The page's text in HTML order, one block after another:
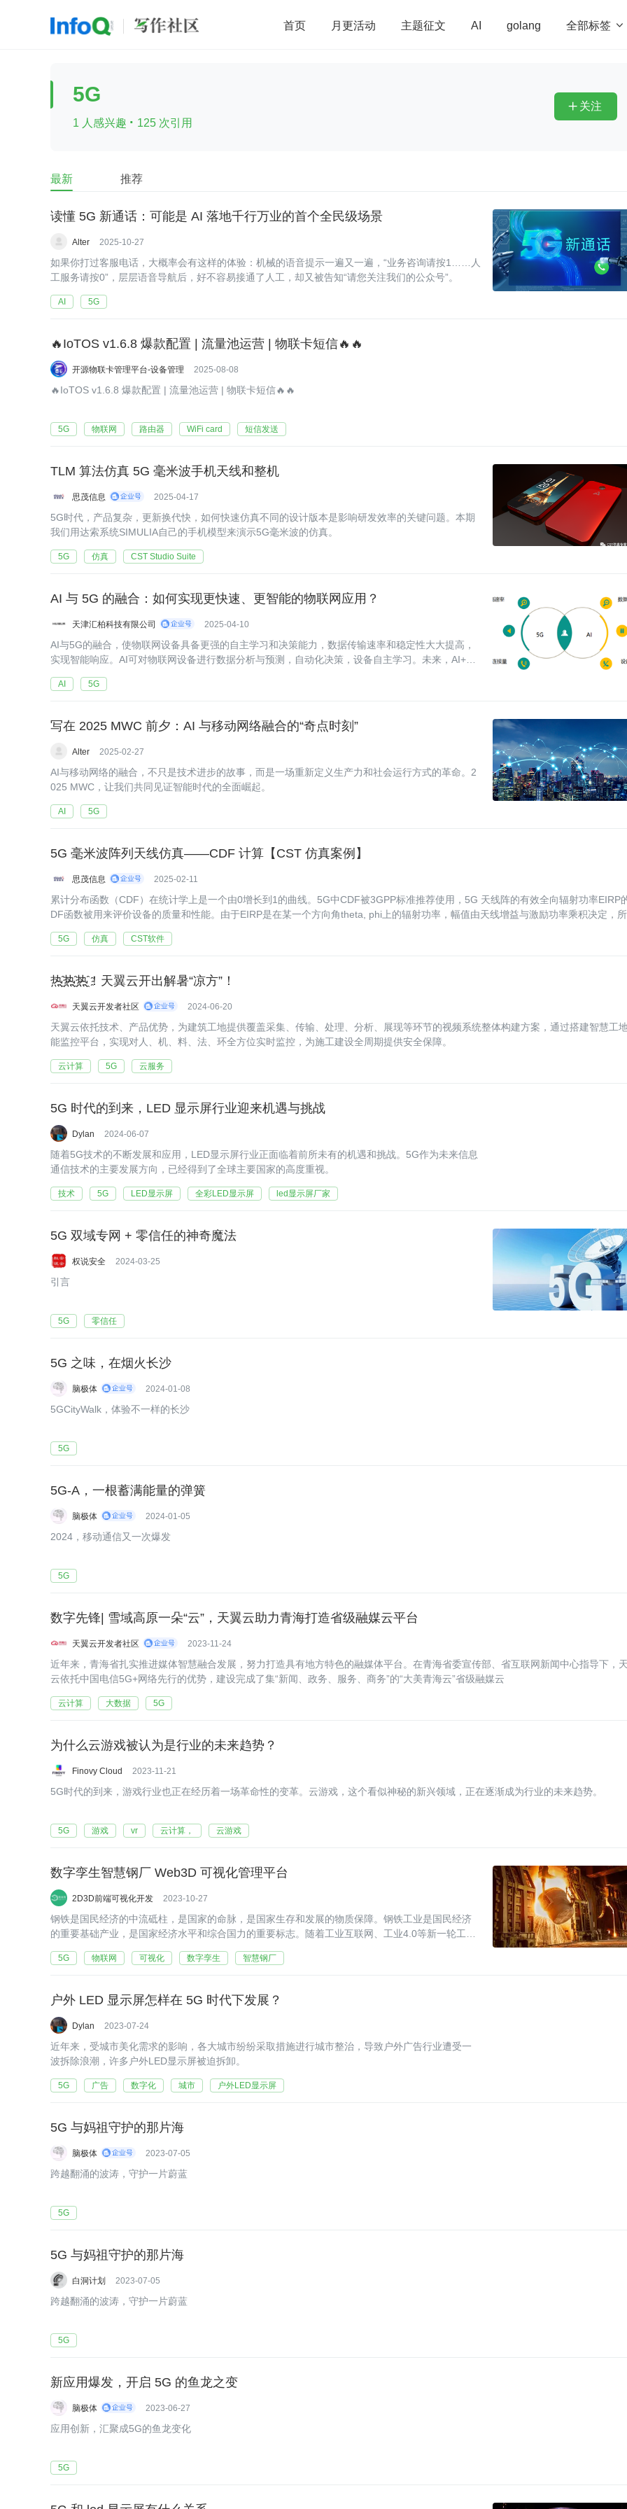
首页 月更活动 主题征文 AI golang 全部标签 
前端 redis
查看更多
5G
1 人感兴趣 · 125 次引用
 关注
最新 推荐
读懂 5G 新通话：可能是 AI 落地千行万业的首个全民级场景
Alter 2025-10-27
如果你打过客服电话，大概率会有这样的体验：机械的语音提示一遍又一遍，“业务咨询请按1……人
工服务请按0”，层层语音导航后，好不容易接通了人工，却又被告知“请您关注我们的公众号”。
AI 5G
🔥IoTOS v1.6.8 爆款配置 | 流量池运营 | 物联卡短信🔥🔥
开源物联卡管理平台-设备管理 2025-08-08
🔥IoTOS v1.6.8 爆款配置 | 流量池运营 | 物联卡短信🔥🔥
5G 物联网 路由器 WiFi card 短信发送
TLM 算法仿真 5G 毫米波手机天线和整机
思茂信息 2025-04-17
5G时代，产品复杂，更新换代快，如何快速仿真不同的设计版本是影响研发效率的关键问题。本期
我们用达索系统SIMULIA自己的手机模型来演示5G毫米波的仿真。
5G 仿真 CST Studio Suite
AI 与 5G 的融合：如何实现更快速、更智能的物联网应用？
天津汇柏科技有限公司 2025-04-10
AI与5G的融合，使物联网设备具备更强的自主学习和决策能力，数据传输速率和稳定性大大提高，
实现智能响应。AI可对物联网设备进行数据分析与预测，自动化决策，设备自主学习。未来，AI+5G
AI 5G
写在 2025 MWC 前夕：AI 与移动网络融合的“奇点时刻”
Alter 2025-02-27
AI与移动网络的融合，不只是技术进步的故事，而是一场重新定义生产力和社会运行方式的革命。2
025 MWC，让我们共同见证智能时代的全面崛起。
AI 5G
5G 毫米波阵列天线仿真——CDF 计算【CST 仿真案例】
思茂信息 2025-02-11
累计分布函数（CDF）在统计学上是一个由0增长到1的曲线。5G中CDF被3GPP标准推荐使用，5G 天线阵的有效全向辐射功率EIRP
DF函数被用来评价设备的质量和性能。由于EIRP是在某一个方向角theta, phi上的辐射功率，幅值由天线增益与激励功率乘积决定，
5G 仿真 CST软件
热҈热҈热҈！天翼云开出解暑“凉方”！
天翼云开发者社区 2024-06-20
天翼云依托技术、产品优势，为建筑工地提供覆盖采集、传输、处理、分析、展现等环节的视频系统整体构建方案，通过搭建智慧工
能监控平台，实现对人、机、料、法、环全方位实时监控，为施工建设全周期提供安全保障。
云计算 5G 云服务
5G 时代的到来，LED 显示屏行业迎来机遇与挑战
Dylan 2024-06-07
随着5G技术的不断发展和应用，LED显示屏行业正面临着前所未有的机遇和挑战。5G作为未来信息
通信技术的主要发展方向，已经得到了全球主要国家的高度重视。
技术 5G LED显示屏 全彩LED显示屏 led显示屏厂家
5G 双域专网 + 零信任的神奇魔法
权说安全 2024-03-25
引言
5G 零信任
5G 之味，在烟火长沙
脑极体 2024-01-08
5GCityWalk，体验不一样的长沙
5G
5G-A，一根蓄满能量的弹簧
脑极体 2024-01-05
2024，移动通信又一次爆发
5G
数字先锋| 雪域高原一朵“云”，天翼云助力青海打造省级融媒云平台
天翼云开发者社区 2023-11-24
近年来，青海省扎实推进媒体智慧融合发展，努力打造具有地方特色的融媒体平台。在青海省委宣传部、省互联网新闻中心指导下，
云依托中国电信5G+网络先行的优势，建设完成了集“新闻、政务、服务、商务”的“大美青海云”省级融媒云
云计算 大数据 5G
为什么云游戏被认为是行业的未来趋势？
Finovy Cloud 2023-11-21
5G时代的到来，游戏行业也正在经历着一场革命性的变革。云游戏，这个看似神秘的新兴领域，正在逐渐成为行业的未来趋势。
5G 游戏 vr 云计算， 云游戏
数字孪生智慧钢厂 Web3D 可视化管理平台
2D3D前端可视化开发 2023-10-27
钢铁是国民经济的中流砥柱，是国家的命脉，是国家生存和发展的物质保障。钢铁工业是国民经济
的重要基础产业，是国家经济水平和综合国力的重要标志。随着工业互联网、工业4.0等新一轮工业
5G 物联网 可视化 数字孪生 智慧钢厂
户外 LED 显示屏怎样在 5G 时代下发展？
Dylan 2023-07-24
近年来，受城市美化需求的影响，各大城市纷纷采取措施进行城市整治，导致户外广告行业遭受一
波拆除浪潮，许多户外LED显示屏被迫拆卸。
5G 广告 数字化 城市 户外LED显示屏
5G 与妈祖守护的那片海
脑极体 2023-07-05
跨越翻涌的波涛，守护一片蔚蓝
5G
5G 与妈祖守护的那片海
白洞计划 2023-07-05
跨越翻涌的波涛，守护一片蔚蓝
5G
新应用爆发，开启 5G 的鱼龙之变
脑极体 2023-06-27
应用创新，汇聚成5G的鱼龙变化
5G